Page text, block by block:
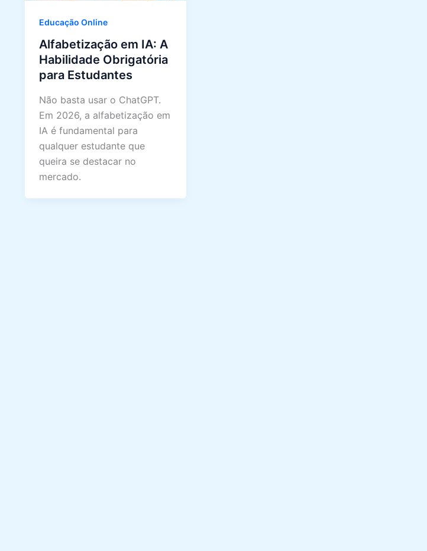
Educação Online
Alfabetização em IA: A
Habilidade Obrigatória
para Estudantes
Não basta usar o ChatGPT.
Em 2026, a alfabetização em
IA é fundamental para
qualquer estudante que
queira se destacar no
mercado.